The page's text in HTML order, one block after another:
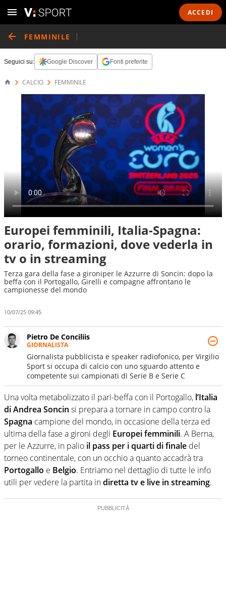
ACCEDI
FEMMINILE
Seguici su: Google Discover Fonti preferite
CALCIO FEMMINILE
Europei femminili, Italia-Spagna:
orario, formazioni, dove vederla in
tv o in streaming
Terza gara della fase a gironiper le Azzurre di Soncin: dopo la
beffa con il Portogallo, Girelli e compagne affrontano le
campionesse del mondo
10/07/25 09:45
Pietro De Conciliis
GIORNALISTA
Giornalista pubblicista e speaker radiofonico, per Virgilio
Sport si occupa di calcio con uno sguardo attento e
competente sui campionati di Serie B e Serie C
Una volta metabolizzato il pari-beffa con il Portogallo, l’Italia
di Andrea Soncin si prepara a tornare in campo contro la
Spagna campione del mondo, in occasione della terza ed
ultima della fase a gironi degli Europei femminili. A Berna,
per le Azzurre, in palio il pass per i quarti di finale del
torneo continentale, con un occhio a quanto accadrà tra
Portogallo e Belgio. Entriamo nel dettaglio di tutte le info
utili per vedere la partita indiretta tv e live in streaming.